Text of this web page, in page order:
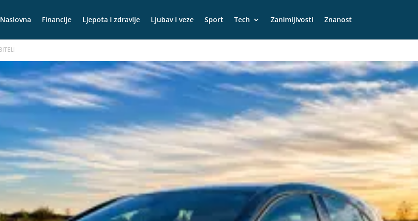
Naslovna Financije Ljepota i zdravlje Ljubav i veze Sport Tech Zanimljivosti Znanost